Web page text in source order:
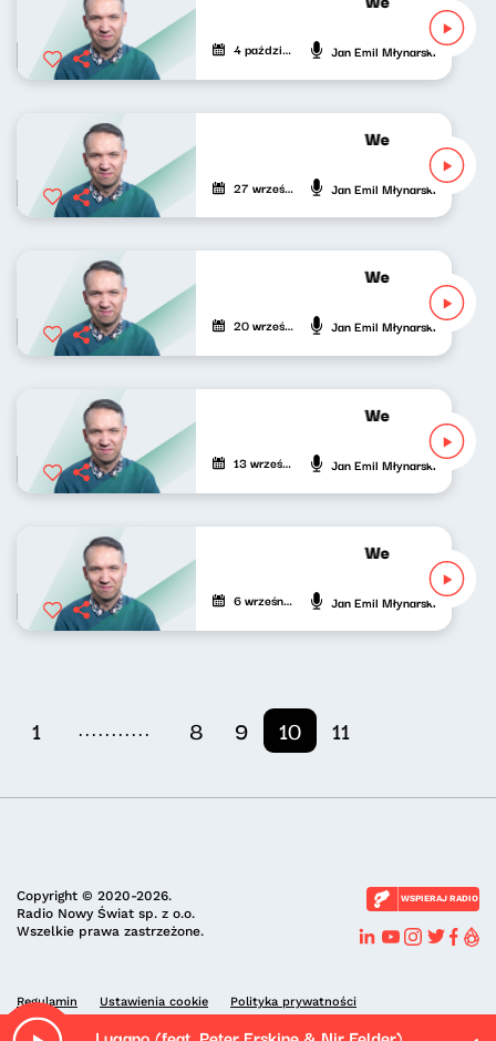
4 października 2020 Jan Emil Młynarski
Wesoła fala
27 września 2020 Jan Emil Młynarski
Wesoła fala
20 września 2020 Jan Emil Młynarski
Wesoła fala
13 września 2020 Jan Emil Młynarski
Wesoła fala
6 września 2020 Jan Emil Młynarski
1 ........... 8 9 10 11
Copyright © 2020-2026.
Radio Nowy Świat sp. z o.o.
Wszelkie prawa zastrzeżone.
WSPIERAJ RADIO
Regulamin Ustawienia cookie Polityka prywatności